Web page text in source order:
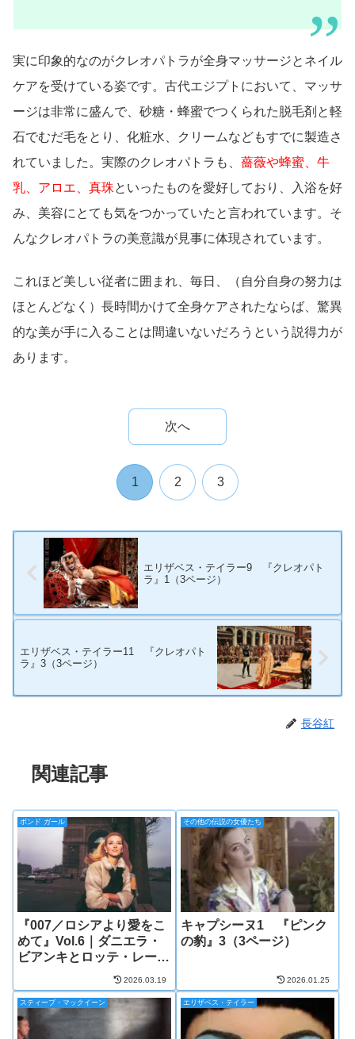
実に印象的なのがクレオパトラが全身マッサージとネイル
ケアを受けている姿です。古代エジプトにおいて、マッサ
ージは非常に盛んで、砂糖・蜂蜜でつくられた脱毛剤と軽
石でむだ毛をとり、化粧水、クリームなどもすでに製造さ
れていました。実際のクレオパトラも、 薔薇や蜂蜜、牛
乳、アロエ、真珠といったものを愛好しており、入浴を好
み、美容にとても気をつかっていたと言われています。そ
んなクレオパトラの美意識が見事に体現されています。
これほど美しい従者に囲まれ、毎日、（自分自身の努力は
ほとんどなく）長時間かけて全身ケアされたならば、驚異
的な美が手に入ることは間違いないだろうという説得力が
あります。
次へ
1 2 3
エリザベス・テイラー9 『クレオパト
ラ』1（3ページ）
エリザベス・テイラー11 『クレオパト
ラ』3（3ページ）
長谷紅
関連記事
ボンド ガール
『007／ロシアより愛をこ
めて』Vol.6｜ダニエラ・
ビアンキとロッテ・レーニ
2026.03.19
その他の伝説の女優たち
キャプシーヌ1 『ピンク
の豹』3（3ページ）
2026.01.25
スティーブ・マックイーン エリザベス・テイラー